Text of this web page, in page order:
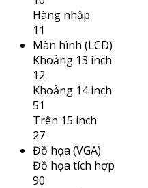
Hàng nhập
11
Màn hình (LCD)
Khoảng 13 inch
12
Khoảng 14 inch
51
Trên 15 inch
27
Đồ họa (VGA)
Đồ họa tích hợp
90